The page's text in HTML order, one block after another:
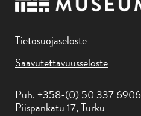
Tietosuojaseloste
Saavutettavuusseloste
Puh. +358-(0) 50 337 6906
Piispankatu 17, Turku